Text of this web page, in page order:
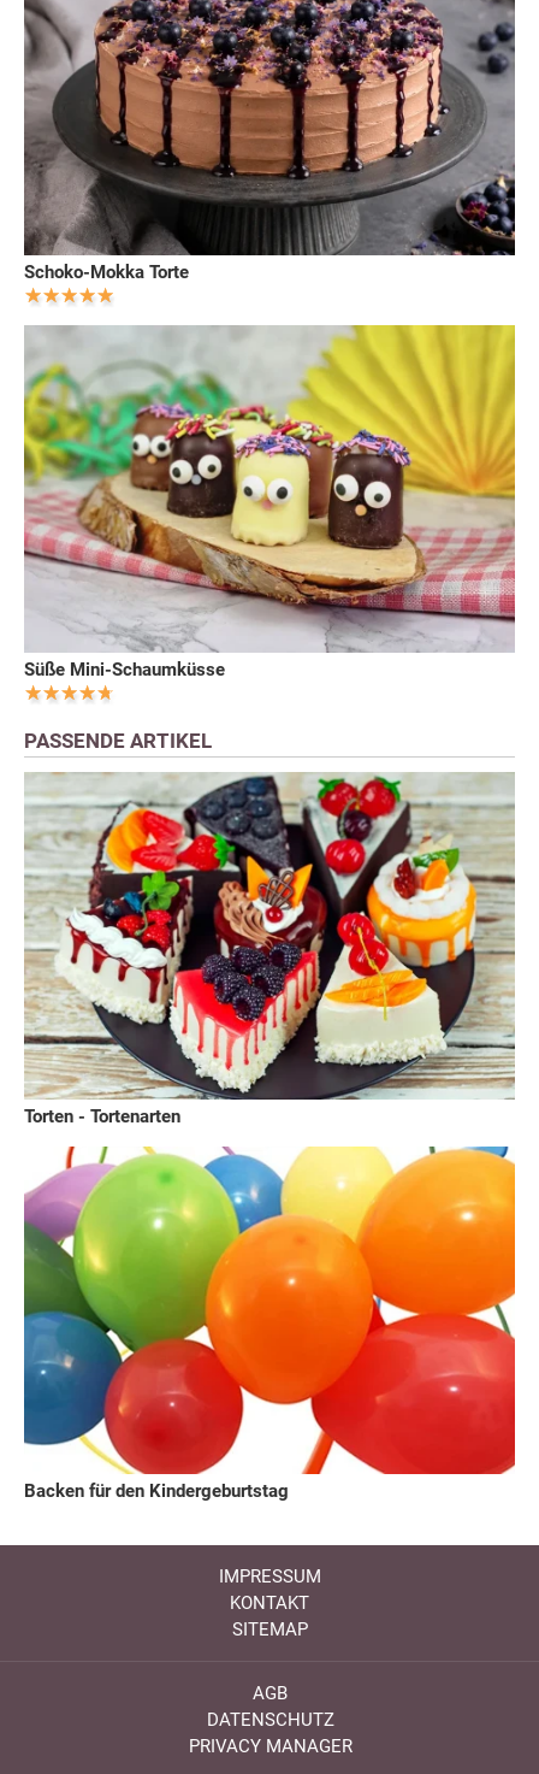
Schoko-Mokka Torte
Süße Mini-Schaumküsse
PASSENDE ARTIKEL
Torten - Tortenarten
Backen für den Kindergeburtstag
IMPRESSUM
KONTAKT
SITEMAP
AGB
DATENSCHUTZ
PRIVACY MANAGER